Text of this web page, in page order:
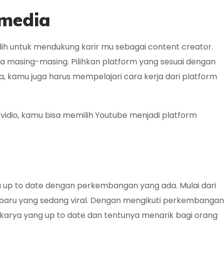
untuk mendukung karir mu sebagai content creator.
masing. Pilihkan platform yang sesuai dengan
kamu juga harus mempelajari cara kerja dari platform
kamu bisa memilih Youtube menjadi platform
to date dengan perkembangan yang ada. Mulai dari
yang sedang viral. Dengan mengikuti perkembangan
yang up to date dan tentunya menarik bagi orang